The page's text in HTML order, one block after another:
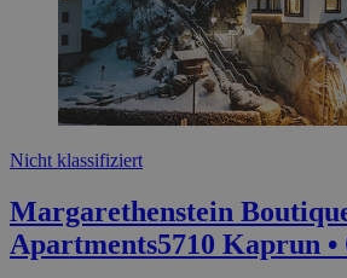
Nicht klassifiziert
Margarethenstein
Apartments5710 Kaprun